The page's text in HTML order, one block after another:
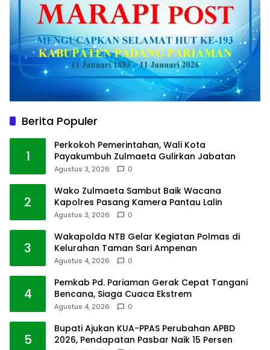
Berita Populer
1
Perkokoh Pemerintahan, Wali Kota
Payakumbuh Zulmaeta Gulirkan Jabatan
Agustus 3, 2026 0
2
Wako Zulmaeta Sambut Baik Wacana
Kapolres Pasang Kamera Pantau Lalin
Agustus 3, 2026 0
3
Wakapolda NTB Gelar Kegiatan Polmas di
Kelurahan Taman Sari Ampenan
Agustus 4, 2026 0
4
Pemkab Pd. Pariaman Gerak Cepat Tangani
Bencana, Siaga Cuaca Ekstrem
Agustus 4, 2026 0
5
Bupati Ajukan KUA-PPAS Perubahan APBD
2026, Pendapatan Pasbar Naik 15 Persen